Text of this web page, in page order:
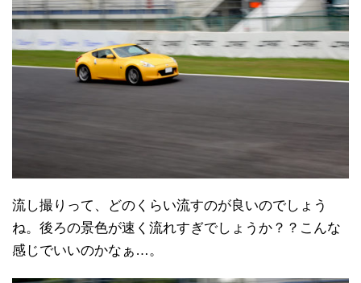
流し撮りって、どのくらい流すのが良いのでしょう
ね。後ろの景色が速く流れすぎでしょうか？？こんな
感じでいいのかなぁ…。